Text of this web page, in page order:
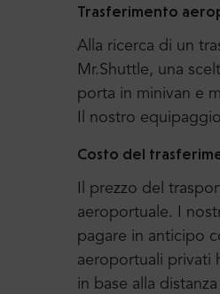
Trasferimento
Alla ricerca di un
Mr.Shuttle, una
porta in minivan e
Il nostro
Costo del
Il prezzo del
aeroportuale. I
pagare in anticipo
aeroportuali privati
in base alla